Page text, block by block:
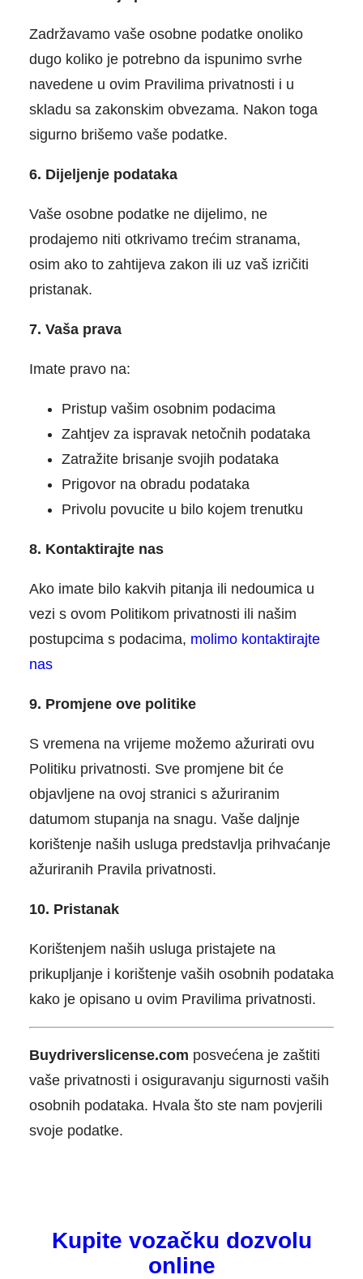
Zadržavamo vaše osobne podatke onoliko
dugo koliko je potrebno da ispunimo svrhe
navedene u ovim Pravilima privatnosti i u
skladu sa zakonskim obvezama. Nakon toga
sigurno brišemo vaše podatke.
6. Dijeljenje podataka
Vaše osobne podatke ne dijelimo, ne
prodajemo niti otkrivamo trećim stranama,
osim ako to zahtijeva zakon ili uz vaš izričiti
pristanak.
7. Vaša prava
Imate pravo na:
Pristup vašim osobnim podacima
Zahtjev za ispravak netočnih podataka
Zatražite brisanje svojih podataka
Prigovor na obradu podataka
Privolu povucite u bilo kojem trenutku
8. Kontaktirajte nas
Ako imate bilo kakvih pitanja ili nedoumica u
vezi s ovom Politikom privatnosti ili našim
postupcima s podacima, molimo kontaktirajte
nas
9. Promjene ove politike
S vremena na vrijeme možemo ažurirati ovu
Politiku privatnosti. Sve promjene bit će
objavljene na ovoj stranici s ažuriranim
datumom stupanja na snagu. Vaše daljnje
korištenje naših usluga predstavlja prihvaćanje
ažuriranih Pravila privatnosti.
10. Pristanak
Korištenjem naših usluga pristajete na
prikupljanje i korištenje vaših osobnih podataka
kako je opisano u ovim Pravilima privatnosti.
Buydriverslicense.com posvećena je zaštiti
vaše privatnosti i osiguravanju sigurnosti vaših
osobnih podataka. Hvala što ste nam povjerili
svoje podatke.
Kupite vozačku dozvolu
online